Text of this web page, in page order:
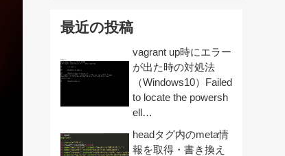
最近の投稿
vagrant up時にエラー
が出た時の対処法
（Windows10）Failed
to locate the powersh
ell…
headタグ内のmeta情
報を取得・書き換え